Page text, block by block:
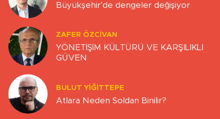
Büyükşehir’de dengeler değişiyor
ZAFER ÖZCIVAN
YÖNETİŞİM KÜLTÜRÜ VE KARŞILIKLI
GÜVEN
BULUT YİĞİTTEPE
Atlara Neden Soldan Binilir?